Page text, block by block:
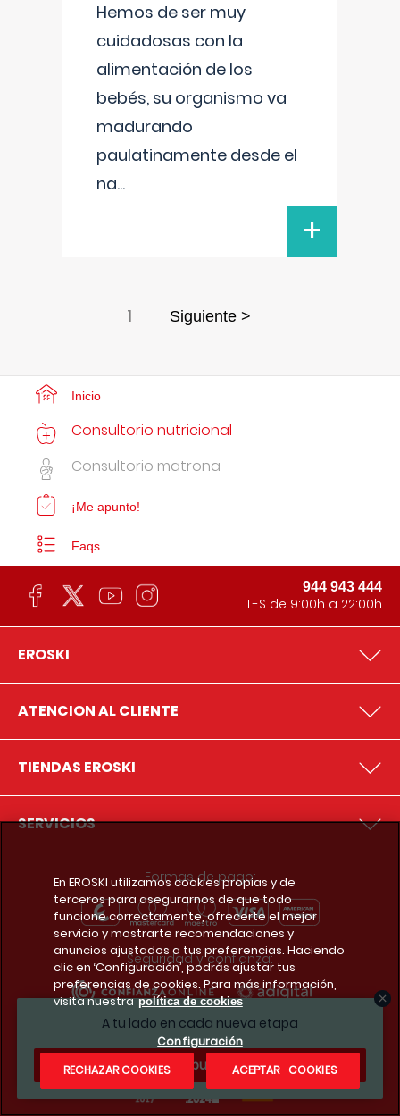
Hemos de ser muy
cuidadosas con la
alimentación de los
bebés, su organismo va
madurando
paulatinamente desde el
na...
+
1 Siguiente >
A tu lado en cada nueva etapa
¿Te apuntas?
Inicio
Consultorio nutricional
Consultorio matrona
¡Me apunto!
Faqs
944 943 444
L-S de 9:00h a 22:00h
EROSKI
ATENCION AL CLIENTE
TIENDAS EROSKI
SERVICIOS
Formas de pago:
Seguridad y confianza:
Premios y reconocimientos:
En EROSKI utilizamos cookies propias y de
terceros para asegurarnos de que todo
funcione correctamente, ofrecerte el mejor
servicio y mostrarte recomendaciones y
anuncios ajustados a tus preferencias. Haciendo
clic en ‘Configuración’, podrás ajustar tus
preferencias de cookies. Para más información,
visita nuestra política de cookies
Configuración
RECHAZAR COOKIES
ACEPTAR COOKIES